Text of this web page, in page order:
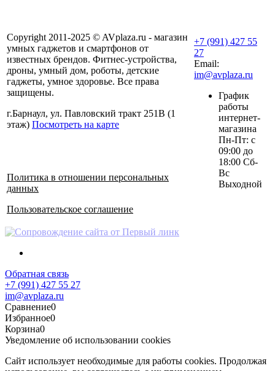
Copyright 2011-2025 © AVplaza.ru - магазин
умных гаджетов и смартфонов от
известных брендов. Фитнес-устройства,
дроны, умный дом, роботы, детские
гаджеты, умное здоровье. Все права
защищены.
г.Барнаул, ул. Павловский тракт 251В (1
этаж) Посмотреть на карте
Политика в отношении персональных
данных
Пользовательское соглашение
+7 (991) 427 55
27
Email:
im@avplaza.ru
График
работы
интернет-
магазина
Пн-Пт: с
09:00 до
18:00 Сб-
Вс
Выходной
Обратная связь
+7 (991) 427 55 27
im@avplaza.ru
Сравнение0
Избранное0
Корзина0
Уведомление об использовании cookies
Сайт использует необходимые для работы cookies. Продолжая